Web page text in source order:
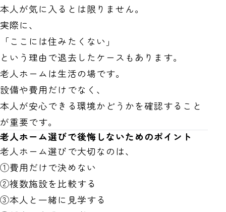
本人が気に入るとは限りません。
実際に、
「ここには住みたくない」
という理由で退去したケースもあります。
老人ホームは生活の場です。
設備や費用だけでなく、
本人が安心できる環境かどうかを確認すること
が重要です。
老人ホーム選びで後悔しないためのポイント
老人ホーム選びで大切なのは、
①費用だけで決めない
②複数施設を比較する
③本人と一緒に見学する